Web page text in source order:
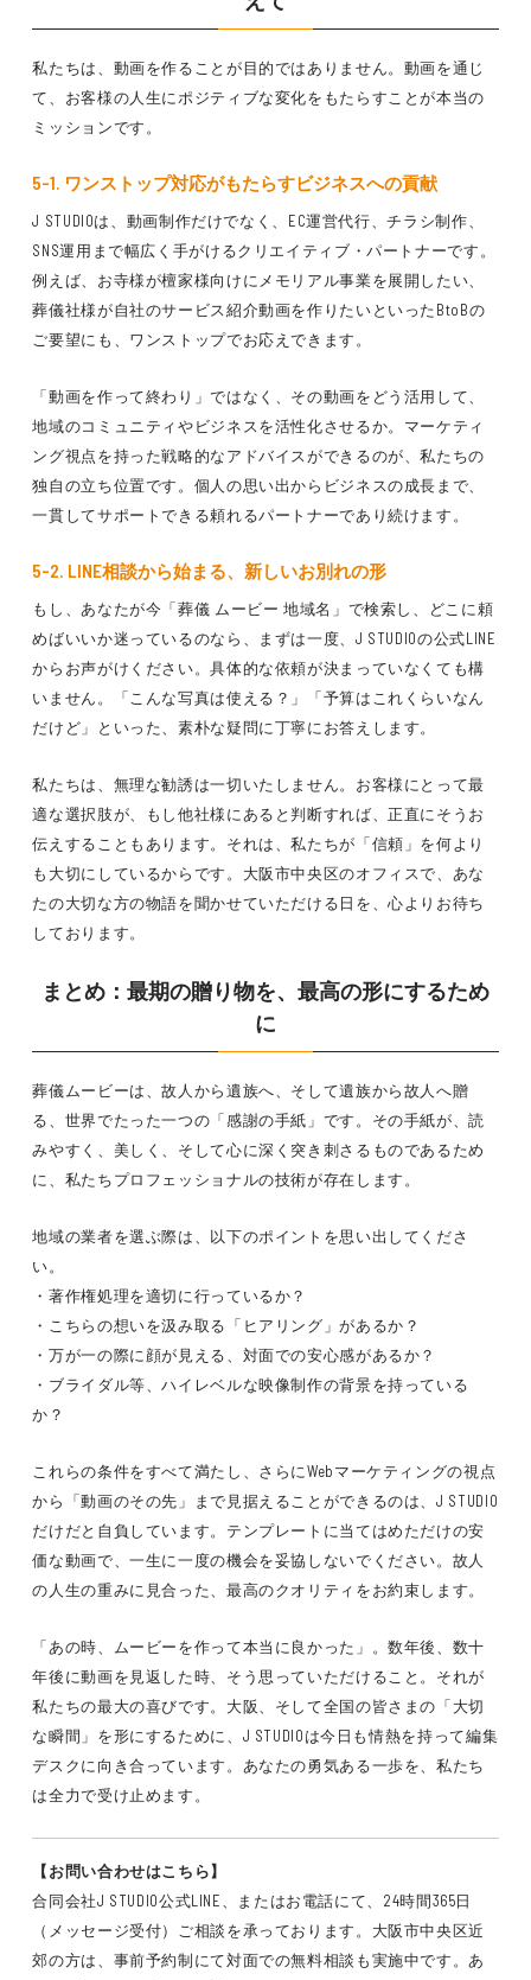
私たちは、動画を作ることが目的ではありません。動画を通じ
て、お客様の人生にポジティブな変化をもたらすことが本当の
ミッションです。
5-1. ワンストップ対応がもたらすビジネスへの貢献
J STUDIOは、動画制作だけでなく、EC運営代行、チラシ制作、
SNS運用まで幅広く手がけるクリエイティブ・パートナーです。
例えば、お寺様が檀家様向けにメモリアル事業を展開したい、
葬儀社様が自社のサービス紹介動画を作りたいといったBtoBの
ご要望にも、ワンストップでお応えできます。
「動画を作って終わり」ではなく、その動画をどう活用して、
地域のコミュニティやビジネスを活性化させるか。マーケティ
ング視点を持った戦略的なアドバイスができるのが、私たちの
独自の立ち位置です。個人の思い出からビジネスの成長まで、
一貫してサポートできる頼れるパートナーであり続けます。
5-2. LINE相談から始まる、新しいお別れの形
もし、あなたが今「葬儀 ムービー 地域名」で検索し、どこに頼
めばいいか迷っているのなら、まずは一度、J STUDIOの公式LINE
からお声がけください。具体的な依頼が決まっていなくても構
いません。「こんな写真は使える？」「予算はこれくらいなん
だけど」といった、素朴な疑問に丁寧にお答えします。
私たちは、無理な勧誘は一切いたしません。お客様にとって最
適な選択肢が、もし他社様にあると判断すれば、正直にそうお
伝えすることもあります。それは、私たちが「信頼」を何より
も大切にしているからです。大阪市中央区のオフィスで、あな
たの大切な方の物語を聞かせていただける日を、心よりお待ち
しております。
まとめ：最期の贈り物を、最高の形にするため
に
葬儀ムービーは、故人から遺族へ、そして遺族から故人へ贈
る、世界でたった一つの「感謝の手紙」です。その手紙が、読
みやすく、美しく、そして心に深く突き刺さるものであるため
に、私たちプロフェッショナルの技術が存在します。
地域の業者を選ぶ際は、以下のポイントを思い出してくださ
い。
・著作権処理を適切に行っているか？
・こちらの想いを汲み取る「ヒアリング」があるか？
・万が一の際に顔が見える、対面での安心感があるか？
・ブライダル等、ハイレベルな映像制作の背景を持っている
か？
これらの条件をすべて満たし、さらにWebマーケティングの視点
から「動画のその先」まで見据えることができるのは、J STUDIO
だけだと自負しています。テンプレートに当てはめただけの安
価な動画で、一生に一度の機会を妥協しないでください。故人
の人生の重みに見合った、最高のクオリティをお約束します。
「あの時、ムービーを作って本当に良かった」。数年後、数十
年後に動画を見返した時、そう思っていただけること。それが
私たちの最大の喜びです。大阪、そして全国の皆さまの「大切
な瞬間」を形にするために、J STUDIOは今日も情熱を持って編集
デスクに向き合っています。あなたの勇気ある一歩を、私たち
は全力で受け止めます。
【お問い合わせはこちら】
合同会社J STUDIO公式LINE、またはお電話にて、24時間365日
（メッセージ受付）ご相談を承っております。大阪市中央区近
郊の方は、事前予約制にて対面での無料相談も実施中です。あ